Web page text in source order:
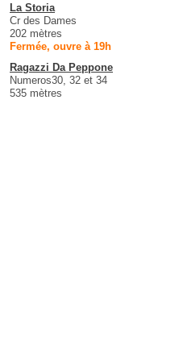
La Storia
Cr des Dames
202 mètres
Fermée, ouvre à 19h
Ragazzi Da Peppone
Numeros30, 32 et 34
535 mètres